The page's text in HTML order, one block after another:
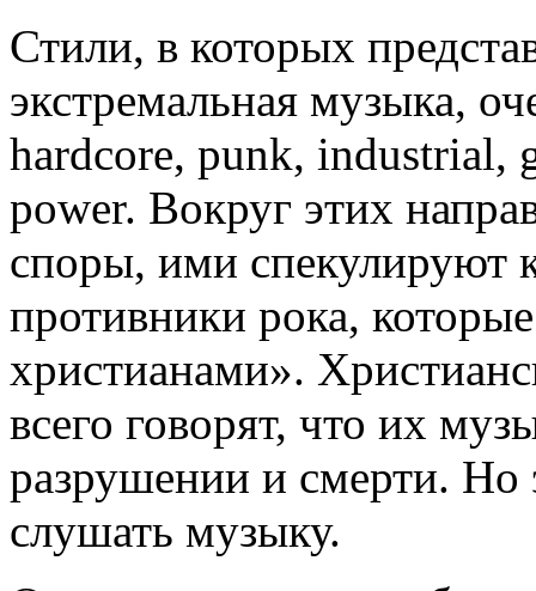
Стили, в которых
экстремальная музыка,
hardcore, punk, industrial,
power. Вокруг этих
споры, ими спекулируют
противники рока,
христианами».
всего говорят, что их
разрушении и смерти. Но
слушать музыку.